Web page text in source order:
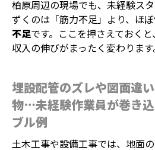
柏原周辺の現場でも、未経験ス
ずくのは「筋力不足」より、ほ
不足です。ここを押さえておく
収入の伸びがまったく変わります
埋設配管のズレや図面違
物…未経験作業員が巻き
ブル例
土木工事や設備工事では、地面